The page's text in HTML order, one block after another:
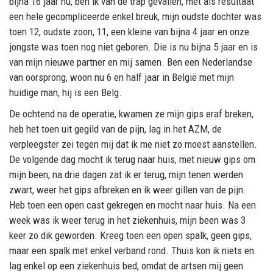
een hele gecompliceerde enkel breuk, mijn oudste dochter was
toen 12, oudste zoon, 11, een kleine van bijna 4 jaar en onze
jongste was toen nog niet geboren. Die is nu bijna 5 jaar en is
van mijn nieuwe partner en mij samen. Ben een Nederlandse
van oorsprong, woon nu 6 en half jaar in België met mijn
huidige man, hij is een Belg.
De ochtend na de operatie, kwamen ze mijn gips eraf breken,
heb het toen uit gegild van de pijn, lag in het AZM, de
verpleegster zei tegen mij dat ik me niet zo moest aanstellen.
De volgende dag mocht ik terug naar huis, met nieuw gips om
mijn been, na drie dagen zat ik er terug, mijn tenen werden
zwart, weer het gips afbreken en ik weer gillen van de pijn.
Heb toen een open cast gekregen en mocht naar huis. Na een
week was ik weer terug in het ziekenhuis, mijn been was 3
keer zo dik geworden. Kreeg toen een open spalk, geen gips,
maar een spalk met enkel verband rond. Thuis kon ik niets en
lag enkel op een ziekenhuis bed, omdat de artsen mij geen